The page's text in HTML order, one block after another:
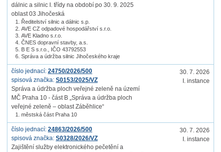
dálnic a silnic I. třídy na období po 30. 9. 2025
oblast 03 Jihočeská
Ředitelství silnic a dálnic s.p.
AVE CZ odpadové hospodářství s.r.o.
AVE Kladno s.r.o.
ČNES dopravní stavby, a.s.
B E S s.r.o., IČO 43792553
Správa a údržba silnic Jihočeského kraje
číslo jednací: 24750/2026/500
spisová značka: S0153/2025/VZ
Správa a údržba ploch veřejné zeleně na území
MČ Praha 10 - část B „Správa a údržba ploch
veřejné zeleně – oblast Záběhlice“
městská část Praha 10
30. 7. 2026
I. instance
číslo jednací: 24863/2026/500
spisová značka: S0328/2026/VZ
Zajištění služby elektronického pečetění a
30. 7. 2026
I. instance